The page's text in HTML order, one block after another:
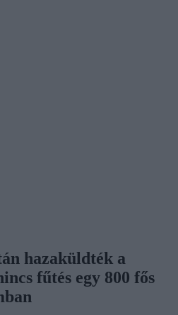
hazaküldték a
fűtés egy 800 fős